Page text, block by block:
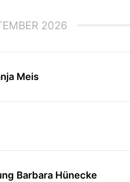
2026
Meis
Barbara Hünecke